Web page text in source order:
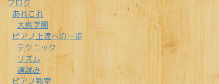
ブログ
あれこれ
大泉学園
ピアノ上達への一歩
テクニック
リズム
譜読み
ピアノ教室